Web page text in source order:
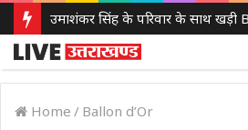
Home / Ballon d’Or